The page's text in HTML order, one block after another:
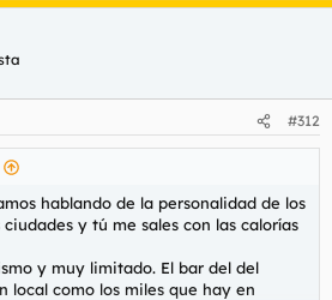
#312
hablando de la personalidad de los
y tú me sales con las calorías
y muy limitado. El bar del del
local como los miles que hay en